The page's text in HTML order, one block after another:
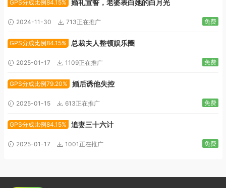
GPS分成比例84.15% 婚礼宣誓，老婆表白她的白月光
2024-11-30 713正在推广 免费
GPS分成比例84.15% 总裁夫人整顿娱乐圈
2025-01-17 1109正在推广 免费
GPS分成比例79.20% 婚后诱他失控
2025-01-15 613正在推广 免费
GPS分成比例84.15% 追妻三十六计
2025-01-17 1001正在推广 免费